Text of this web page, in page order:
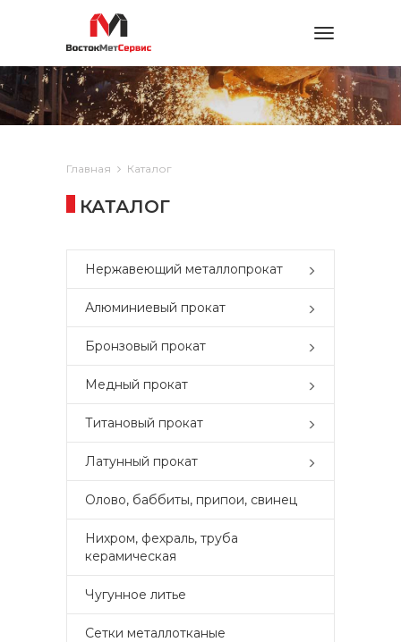
Toggle
Главная Каталог
КАТАЛОГ
Нержавеющий металлопрокат
Алюминиевый прокат
Бронзовый прокат
Медный прокат
Титановый прокат
Латунный прокат
Олово, баббиты, припои, свинец
Нихром, фехраль, труба
керамическая
Чугунное литье
Сетки металлотканые